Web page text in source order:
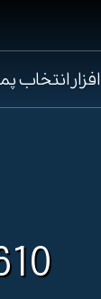
انتخاب